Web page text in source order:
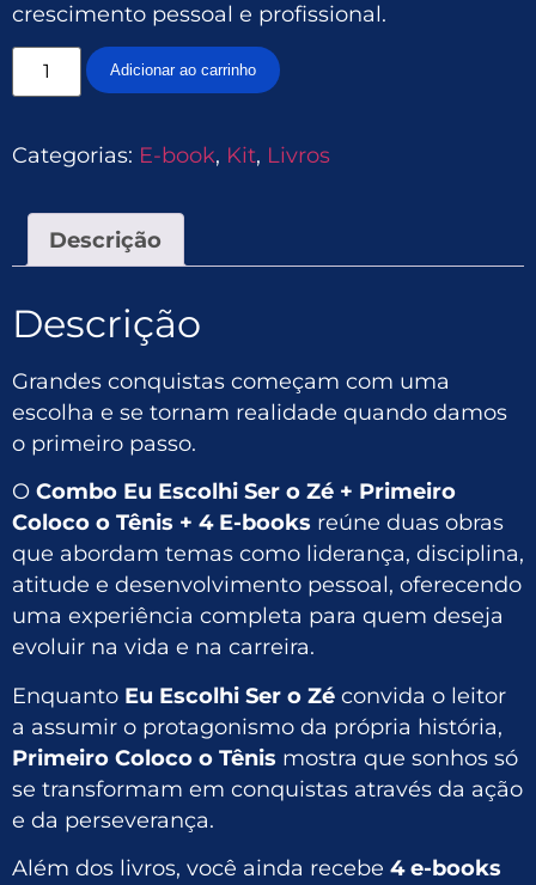
crescimento pessoal e profissional.
Adicionar ao carrinho
Categorias: E-book, Kit, Livros
Descrição
Descrição
Grandes conquistas começam com uma
escolha e se tornam realidade quando damos
o primeiro passo.
O Combo Eu Escolhi Ser o Zé + Primeiro
Coloco o Tênis + 4 E-books reúne duas obras
que abordam temas como liderança, disciplina,
atitude e desenvolvimento pessoal, oferecendo
uma experiência completa para quem deseja
evoluir na vida e na carreira.
Enquanto Eu Escolhi Ser o Zé convida o leitor
a assumir o protagonismo da própria história,
Primeiro Coloco o Tênis mostra que sonhos só
se transformam em conquistas através da ação
e da perseverança.
Além dos livros, você ainda recebe 4 e-books